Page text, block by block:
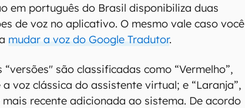
em português do Brasil disponibiliza duas
de voz no aplicativo. O mesmo vale caso você
mudar a voz do Google Tradutor.
“versões" são classificadas como “Vermelho”,
a voz clássica do assistente virtual; e “Laranja”,
mais recente adicionada ao sistema. De acordo